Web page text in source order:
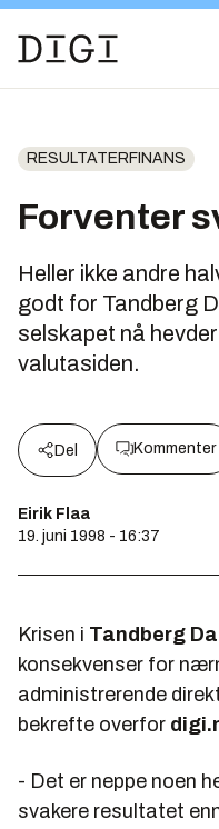
RESULTATERFINANS
Forventer
Heller ikke andre
godt for Tandberg
selskapet nå
valutasiden.
Del Kommenter
Eirik Flaa
19. juni 1998 - 16:37
Krisen i Tandberg
konsekvenser for
administrerende
bekrefte overfor
- Det er neppe noen
svakere resultatet